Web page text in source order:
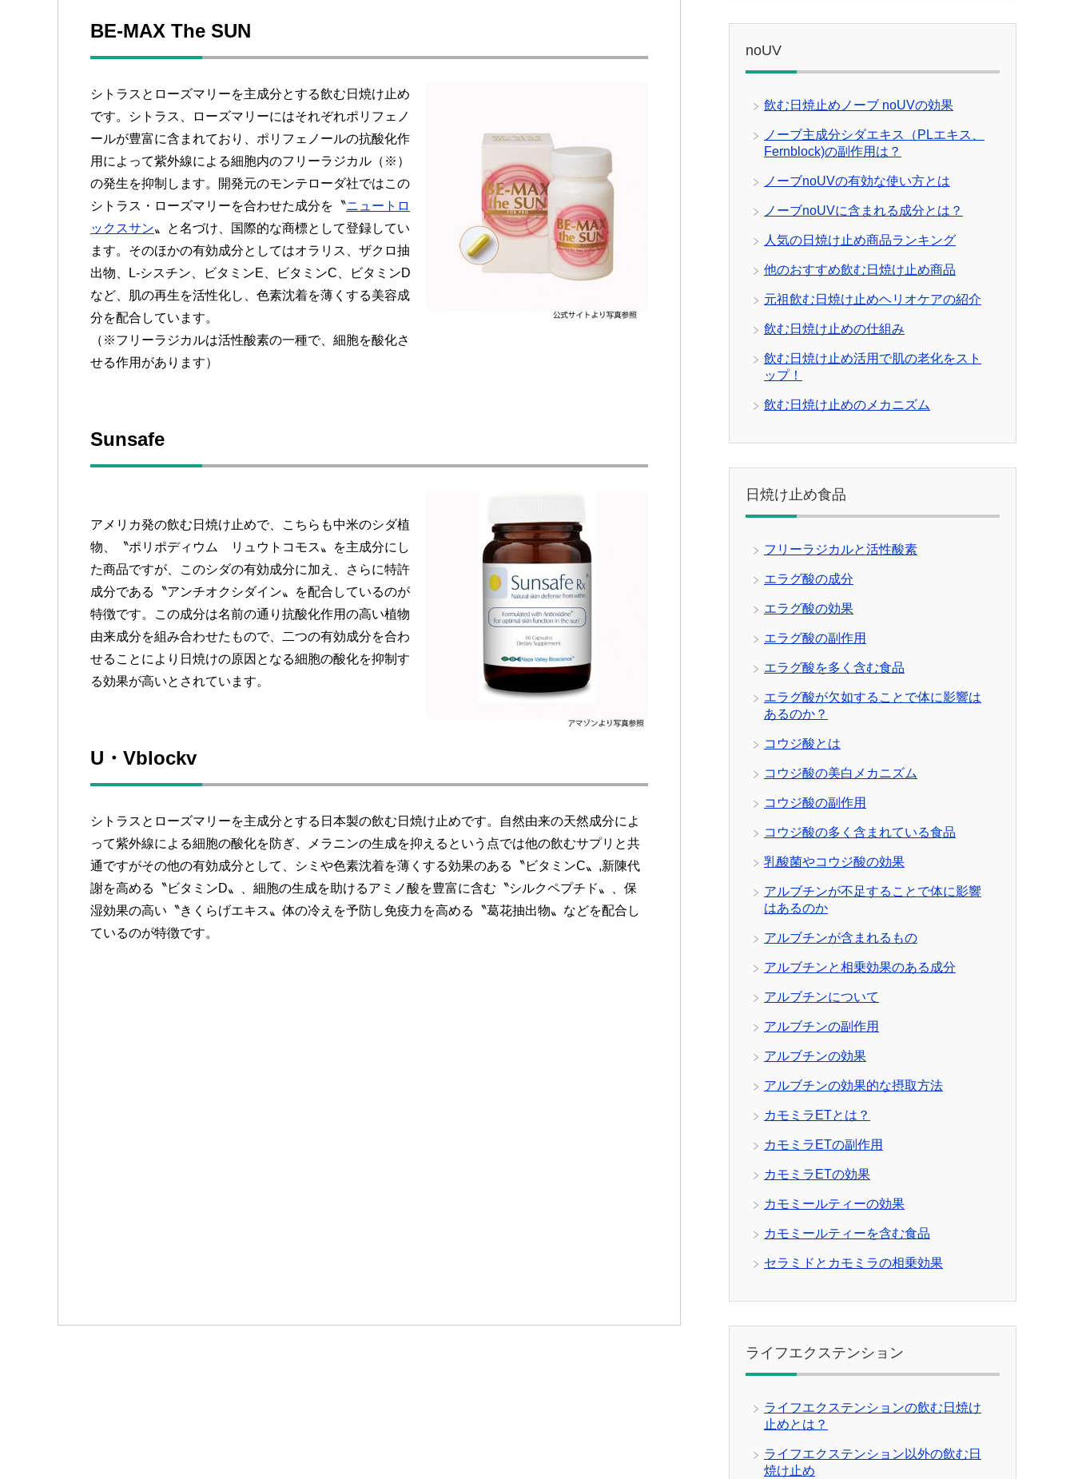
BE-MAX The SUN
シトラスとローズマリーを主成分とする飲む日焼け止め
です。シトラス、ローズマリーにはそれぞれポリフェノ
ールが豊富に含まれており、ポリフェノールの抗酸化作
用によって紫外線による細胞内のフリーラジカル（※）
の発生を抑制します。開発元のモンテローダ社ではこの
シトラス・ローズマリーを合わせた成分を〝ニュートロ
ックスサン〟と名づけ、国際的な商標として登録してい
ます。そのほかの有効成分としてはオラリス、ザクロ抽
出物、L-シスチン、ビタミンE、ビタミンC、ビタミンD
など、肌の再生を活性化し、色素沈着を薄くする美容成
分を配合しています。
（※フリーラジカルは活性酸素の一種で、細胞を酸化さ
せる作用があります）
Sunsafe
アメリカ発の飲む日焼け止めで、こちらも中米のシダ植
物、〝ポリポディウム リュウトコモス〟を主成分にし
た商品ですが、このシダの有効成分に加え、さらに特許
成分である〝アンチオクシダイン〟を配合しているのが
特徴です。この成分は名前の通り抗酸化作用の高い植物
由来成分を組み合わせたもので、二つの有効成分を合わ
せることにより日焼けの原因となる細胞の酸化を抑制す
る効果が高いとされています。
U・Vblockv
シトラスとローズマリーを主成分とする日本製の飲む日焼け止めです。自然由来の天然成分によ
って紫外線による細胞の酸化を防ぎ、メラニンの生成を抑えるという点では他の飲むサプリと共
通ですがその他の有効成分として、シミや色素沈着を薄くする効果のある〝ビタミンC〟,新陳代
謝を高める〝ビタミンD〟、細胞の生成を助けるアミノ酸を豊富に含む〝シルクペプチド〟、保
湿効果の高い〝きくらげエキス〟体の冷えを予防し免疫力を高める〝葛花抽出物〟などを配合し
ているのが特徴です。
noUV
飲む日焼止めノーブ noUVの効果
ノーブ主成分シダエキス（PLエキス、
Fernblock)の副作用は？
ノーブnoUVの有効な使い方とは
ノーブnoUVに含まれる成分とは？
人気の日焼け止め商品ランキング
他のおすすめ飲む日焼け止め商品
元祖飲む日焼け止めヘリオケアの紹介
飲む日焼け止めの仕組み
飲む日焼け止め活用で肌の老化をスト
ップ！
飲む日焼け止めのメカニズム
日焼け止め食品
フリーラジカルと活性酸素
エラグ酸の成分
エラグ酸の効果
エラグ酸の副作用
エラグ酸を多く含む食品
エラグ酸が欠如することで体に影響は
あるのか？
コウジ酸とは
コウジ酸の美白メカニズム
コウジ酸の副作用
コウジ酸の多く含まれている食品
乳酸菌やコウジ酸の効果
アルブチンが不足することで体に影響
はあるのか
アルブチンが含まれるもの
アルブチンと相乗効果のある成分
アルブチンについて
アルブチンの副作用
アルブチンの効果
アルブチンの効果的な摂取方法
カモミラETとは？
カモミラETの副作用
カモミラETの効果
カモミールティーの効果
カモミールティーを含む食品
セラミドとカモミラの相乗効果
ライフエクステンション
ライフエクステンションの飲む日焼け
止めとは？
ライフエクステンション以外の飲む日
焼け止め